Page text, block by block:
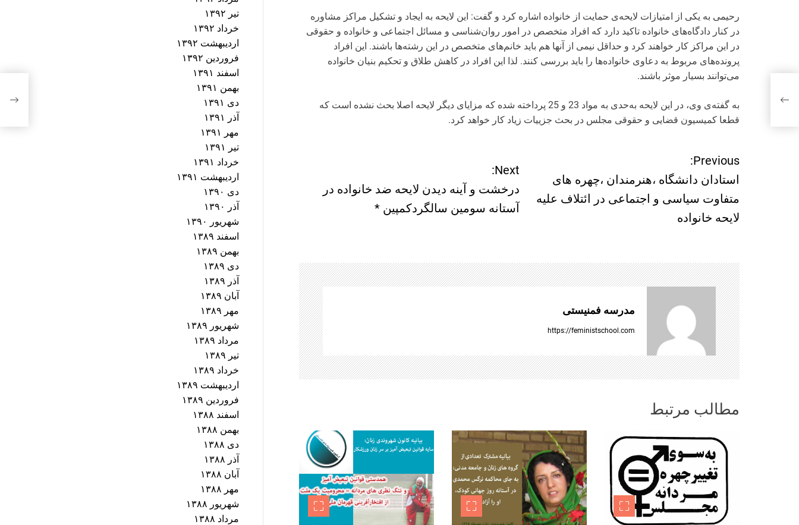
رحیمی به یکی از امتیازات لایحه‌ی حمایت از خانواده اشاره کرد و گفت: این لایحه به ایجاد و تشکیل مراکز مشاوره
در کنار دادگاه‌های خانواده تاکید دارد که افراد متخصص در امور روان‌شناسی و مسائل اجتماعی و خانواده و حقوقی
در این مراکز کار خواهند کرد و حداقل نیمی از آنها هم باید خانم‌های متخصص در این رشته‌ها باشند. این افراد
پرونده‌های مربوط به دعاوی خانواده‌ها را باید بررسی کنند. لذا این افراد در کاهش طلاق و تحکیم بنیان‌ خانواده
می‌توانند بسیار موثر باشند.
به گفته‌ی وی، در این لایحه به‌حدی به مواد 23 و 25 پرداخته شده که مزایای دیگر لایحه اصلا بحث نشده است که
قطعا کمیسیون قضایی و حقوقی مجلس در بحث جزییات زیاد کار خواهد کرد.
ر
ه
ر
ی
ن
و
ت
Previous:
استادان دانشگاه ،هنرمندان ،چهره های
متفاوت سیاسی و اجتماعی در ائتلاف علیه
لایحه خانواده
Next:
درخشت و آینه دیدن لایحه ضد خانواده در
آستانه سومین سالگردکمپین *
مدرسه فمنیستی
https://feministschool.com
مطالب مرتبط
تیر ۱۳۹۲
خرداد ۱۳۹۲
اردیبهشت ۱۳۹۲
فروردین ۱۳۹۲
اسفند ۱۳۹۱
بهمن ۱۳۹۱
دی ۱۳۹۱
آذر ۱۳۹۱
مهر ۱۳۹۱
تیر ۱۳۹۱
خرداد ۱۳۹۱
اردیبهشت ۱۳۹۱
دی ۱۳۹۰
آذر ۱۳۹۰
شهریور ۱۳۹۰
اسفند ۱۳۸۹
بهمن ۱۳۸۹
دی ۱۳۸۹
آذر ۱۳۸۹
آبان ۱۳۸۹
مهر ۱۳۸۹
شهریور ۱۳۸۹
مرداد ۱۳۸۹
تیر ۱۳۸۹
خرداد ۱۳۸۹
اردیبهشت ۱۳۸۹
فروردین ۱۳۸۹
اسفند ۱۳۸۸
بهمن ۱۳۸۸
دی ۱۳۸۸
آذر ۱۳۸۸
آبان ۱۳۸۸
مهر ۱۳۸۸
شهریور ۱۳۸۸
مرداد ۱۳۸۸